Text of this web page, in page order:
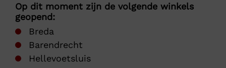
Op dit moment zijn de volgende winkels
geopend:
Breda
Barendrecht
Hellevoetsluis